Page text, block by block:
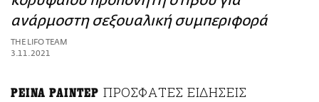
ΑΜΠΑ
PRINT
ανάρμοστη σεξουαλική συμπεριφορά
THE LIFO TEAM
3.11.2021
ΡΕΙΝΑ ΡΑΙΝΤΕΡ ΠΡΟΣΦΑΤΕΣ ΕΙΔΗΣΕΙΣ